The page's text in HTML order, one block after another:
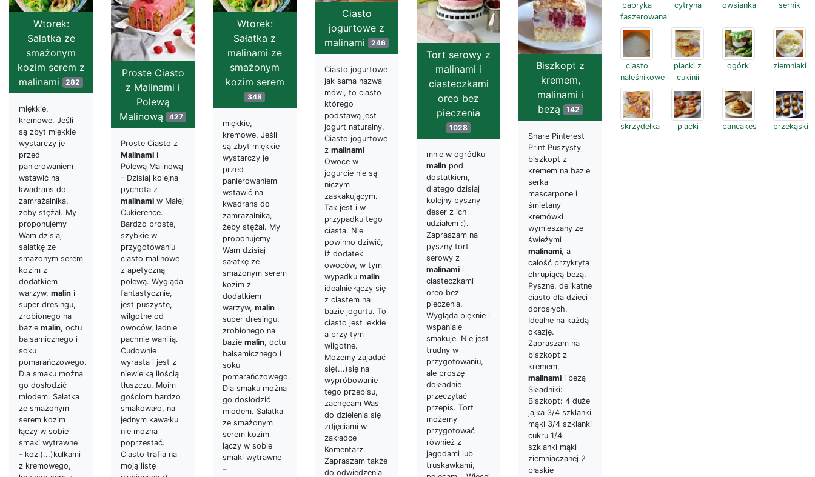
Wtorek:
Sałatka ze
smażonym
kozim serem z
malinami 282
miękkie,
kremowe. Jeśli
są zbyt miękkie
wystarczy je
przed
panierowaniem
wstawić na
kwadrans do
zamrażalnika,
żeby stężał. My
proponujemy
Wam dzisiaj
sałatkę ze
smażonym serem
kozim z
dodatkiem
warzyw, malin i
super dresingu,
zrobionego na
bazie malin, octu
balsamicznego i
soku
pomarańczowego.
Dla smaku można
go dosłodzić
miodem. Sałatka
ze smażonym
serem kozim
łączy w sobie
smaki wytrawne
– kozi(...)kulkami
z kremowego,
Proste Ciasto
z Malinami i
Polewą
Malinową 427
Proste Ciasto z
Malinami i
Polewą Malinową
– Dzisiaj kolejna
pychota z
malinami w Małej
Cukierence.
Bardzo proste,
szybkie w
przygotowaniu
ciasto malinowe
z apetyczną
polewą. Wygląda
fantastycznie,
jest puszyste,
wilgotne od
owoców, ładnie
pachnie wanilią.
Cudownie
wyrasta i jest z
niewielką ilością
tłuszczu. Moim
gościom bardzo
smakowało, na
jednym kawałku
nie można
poprzestać.
Ciasto trafia na
moją listę
Wtorek:
Sałatka z
malinami ze
smażonym
kozim serem
348
miękkie,
kremowe. Jeśli
są zbyt miękkie
wystarczy je
przed
panierowaniem
wstawić na
kwadrans do
zamrażalnika,
żeby stężał. My
proponujemy
Wam dzisiaj
sałatkę ze
smażonym serem
kozim z
dodatkiem
warzyw, malin i
super dresingu,
zrobionego na
bazie malin, octu
balsamicznego i
soku
pomarańczowego.
Dla smaku można
go dosłodzić
miodem. Sałatka
ze smażonym
serem kozim
łączy w sobie
smaki wytrawne
–
Ciasto
jogurtowe z
malinami 246
Ciasto jogurtowe
jak sama nazwa
mówi, to ciasto
którego
podstawą jest
jogurt naturalny.
Ciasto jogurtowe
z malinami
Owoce w
jogurcie nie są
niczym
zaskakującym.
Tak jest i w
przypadku tego
ciasta. Nie
powinno dziwić,
iż dodatek
owoców, w tym
wypadku malin
idealnie łączy się
z ciastem na
bazie jogurtu. To
ciasto jest lekkie
a przy tym
wilgotne.
Możemy zajadać
się(...)się na
wypróbowanie
tego przepisu,
zachęcam Was
do dzielenia się
zdjęciami w
zakładce
Komentarz.
Zapraszam także
do odwiedzenia
Tort serowy z
malinami i
ciasteczkami
oreo bez
pieczenia
1028
mnie w ogródku
malin pod
dostatkiem,
dlatego dzisiaj
kolejny pyszny
deser z ich
udziałem :).
Zapraszam na
pyszny tort
serowy z
malinami i
ciasteczkami
oreo bez
pieczenia.
Wygląda pięknie i
wspaniale
smakuje. Nie jest
trudny w
przygotowaniu,
ale proszę
dokładnie
przeczytać
przepis. Tort
możemy
przygotować
również z
jagodami lub
truskawkami,
Biszkopt z
kremem,
malinami i
bezą 142
Share Pinterest
Print Puszysty
biszkopt z
kremem na bazie
serka
mascarpone i
śmietany
kremówki
wymieszany ze
świeżymi
malinami, a
całość przykryta
chrupiącą bezą.
Pyszne, delikatne
ciasto dla dzieci i
dorosłych.
Idealne na każdą
okazję.
Zapraszam na
biszkopt z
kremem,
malinami i bezą
Składniki:
Biszkopt: 4 duże
jajka 3/4 szklanki
mąki 3/4 szklanki
cukru 1/4
szklanki mąki
ziemniaczanej 2
płaskie
papryka
faszerowana
cytryna owsianka sernik
ciasto
naleśnikowe
placki z
cukinii
ogórki ziemniaki
skrzydełka placki pancakes przekąski